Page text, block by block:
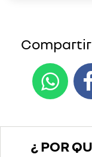
Compartir
¿ POR